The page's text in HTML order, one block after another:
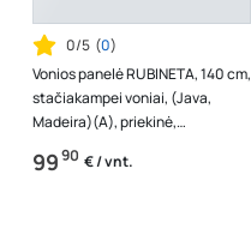
0/5 (0)
Vonios panelė RUBINETA, 140 cm,
stačiakampei voniai, (Java,
Madeira)(A), priekinė,
VP01ST140051
9990 € / vnt.